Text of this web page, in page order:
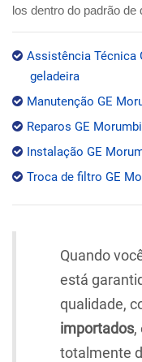
los dentro do padrão de
Assistência Técnica
geladeira
Manutenção GE
Reparos GE
Instalação GE
Troca de filtro GE
Quando
está
qualidade,
importados,
totalmente